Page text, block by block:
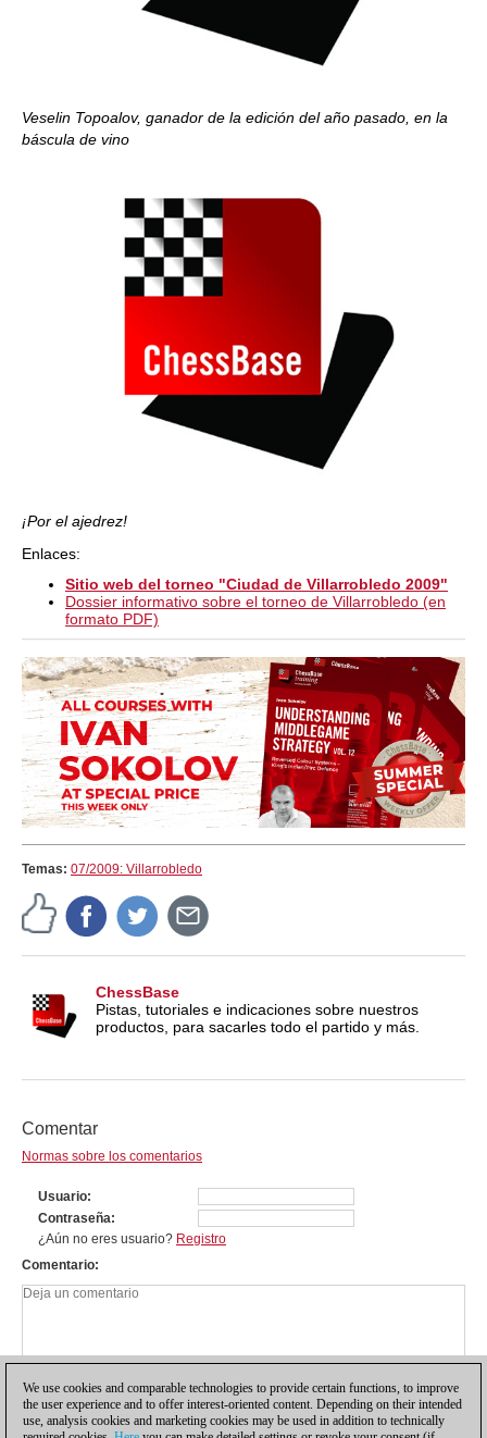
Veselin Topoalov, ganador de la edición del año pasado, en la
báscula de vino
¡Por el ajedrez!
Enlaces:
Sitio web del torneo "Ciudad de Villarrobledo 2009"
Dossier informativo sobre el torneo de Villarrobledo (en
formato PDF)
Temas: 07/2009: Villarrobledo
ChessBase
Pistas, tutoriales e indicaciones sobre nuestros
productos, para sacarles todo el partido y más.
Comentar
Normas sobre los comentarios
Usuario
Contraseña
¿Aún no eres usuario? Registro
Comentario
We use cookies and comparable technologies to provide certain functions, to improve
the user experience and to offer interest-oriented content. Depending on their intended
use, analysis cookies and marketing cookies may be used in addition to technically